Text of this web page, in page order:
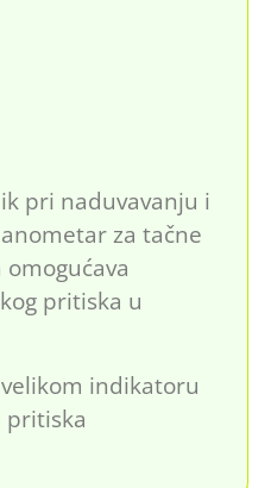
pri naduvavanju i
za tačne
pritiska u
indikatoru
pritiska